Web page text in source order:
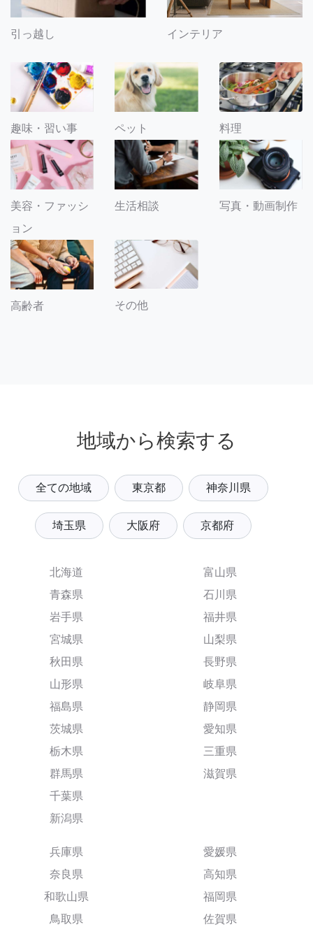
引っ越し インテリア
趣味・習い事 ペット 料理
美容・ファッシ
ョン
生活相談 写真・動画制作
高齢者 その他
地域から検索する
全ての地域 東京都 神奈川県
埼玉県 大阪府 京都府
北海道
青森県
岩手県
宮城県
秋田県
山形県
福島県
茨城県
栃木県
群馬県
千葉県
新潟県
富山県
石川県
福井県
山梨県
長野県
岐阜県
静岡県
愛知県
三重県
滋賀県
兵庫県
奈良県
和歌山県
鳥取県
愛媛県
高知県
福岡県
佐賀県